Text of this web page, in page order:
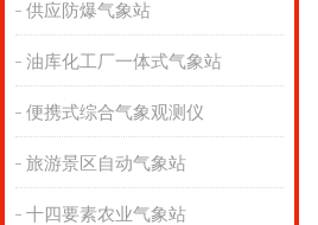
供应防爆气象站
油库化工厂一体式气象站
便携式综合气象观测仪
旅游景区自动气象站
十四要素农业气象站